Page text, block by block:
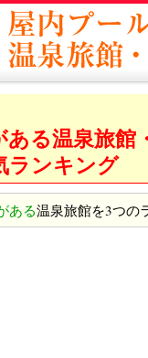
る温泉旅館
ランキング
ある温泉旅館を3つの